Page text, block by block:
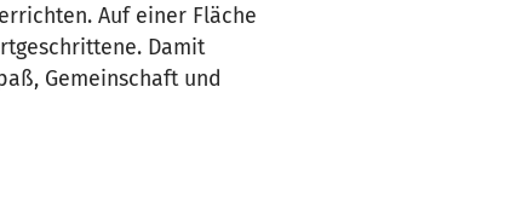
Auf einer Fläche
Damit
Gemeinschaft und